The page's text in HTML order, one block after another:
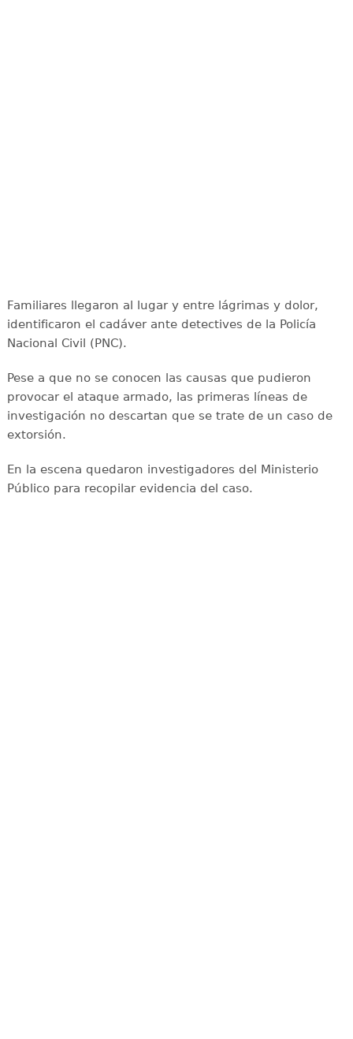
Familiares llegaron al lugar y entre lágrimas y dolor,
identificaron el cadáver ante detectives de la Policía
Nacional Civil (PNC).
Pese a que no se conocen las causas que pudieron
provocar el ataque armado, las primeras líneas de
investigación no descartan que se trate de un caso de
extorsión.
En la escena quedaron investigadores del Ministerio
Público para recopilar evidencia del caso.